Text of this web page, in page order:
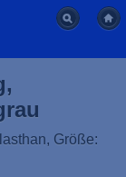
Größe: